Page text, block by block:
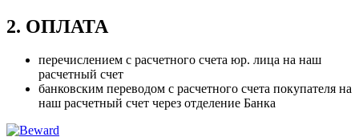
2. ОПЛАТА
перечислением с расчетного счета юр. лица на наш
расчетный счет
банковским переводом с расчетного счета покупателя на
наш расчетный счет через отделение Банка